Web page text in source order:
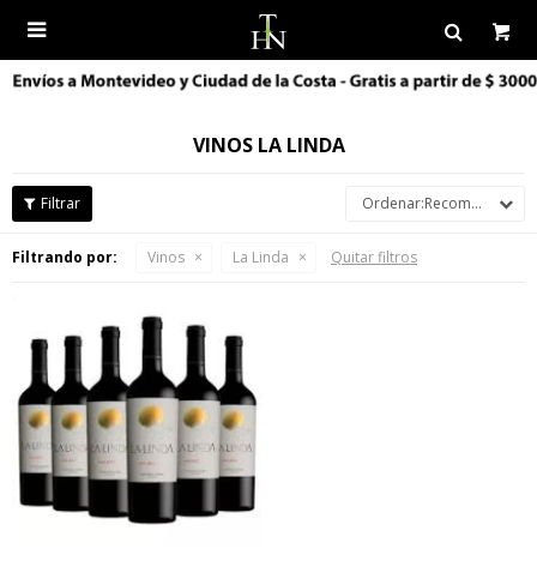

VINOS LA LINDA
Recomendados
Filtrando por: Vinos La Linda Quitar filtros